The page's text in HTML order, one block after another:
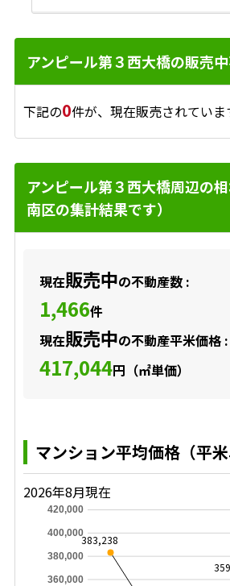
アンピール第３西大橋の販売
下記の0件が、現在販売されていま
アンピール第３西大橋周辺の
南区の集計結果です）
現在販売中の不動産数 :
1,466件
現在販売中の不動産平米価格 :
417,044円（㎡単価）
マンション平均価格（平
2026年8月現在
360,000
380,000
400,000
420,000
383,238